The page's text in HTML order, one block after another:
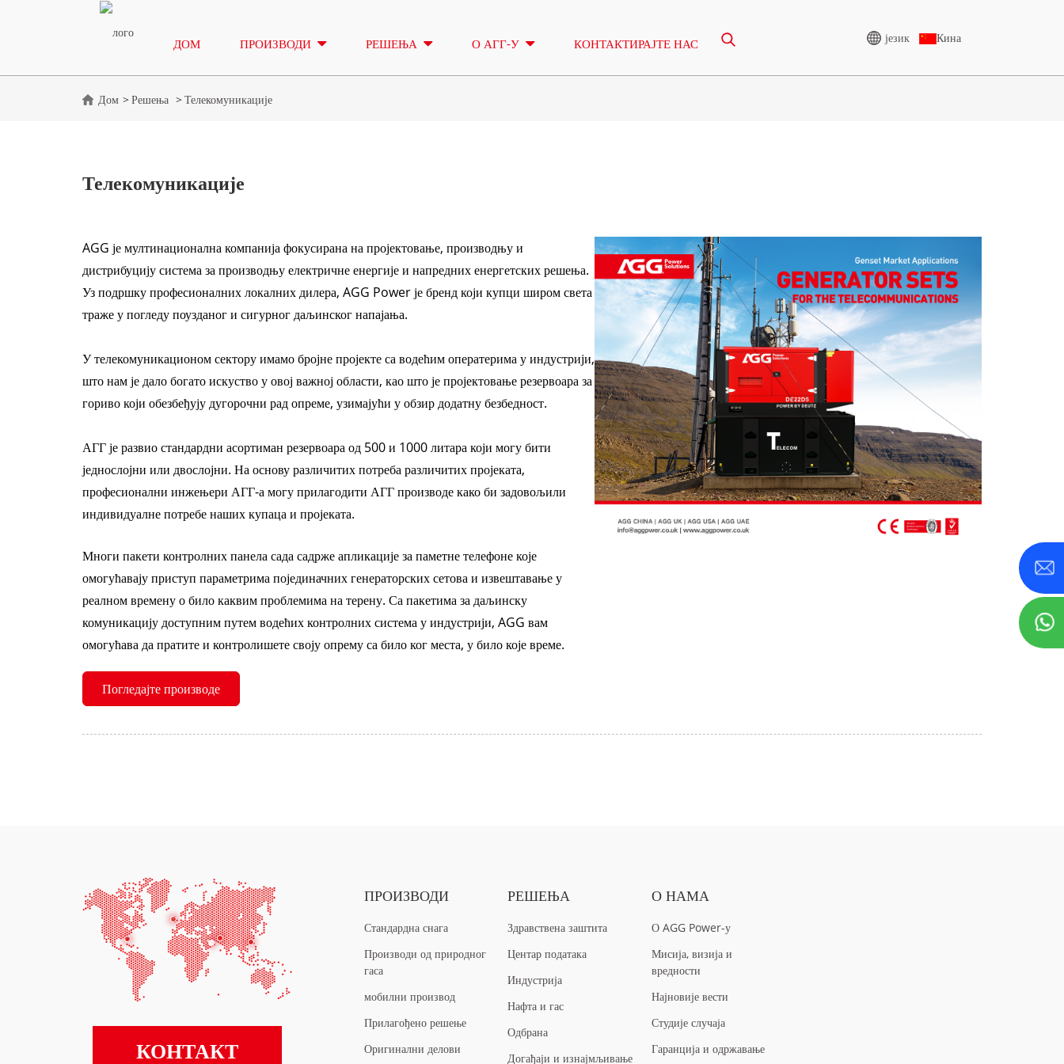
ДОМ ПРОИЗВОДИ
P СЕРИЈА 10-220 KVA
DE СЕРИЈА 22-250 KVA
P СЕРИЈА 250-1100 KVA
СЕРИЈА С 275-880KVA
DE СЕРИЈА 250-825 KVA
H СЕРИЈА 165-935 KVA
V СЕРИЈА 350-800 KVA
МС СЕРИЈА 715-2500 KVA
РЕШЕЊА О АГГ-У КОНТАКТИРАЈТЕ НАС језик Кина
Дом Решења Телекомуникације
Телекомуникације
AGG је мултинационална компанија фокусирана на пројектовање, производњу и
дистрибуцију система за производњу електричне енергије и напредних енергетских решења.
Уз подршку професионалних локалних дилера, AGG Power је бренд који купци широм света
траже у погледу поузданог и сигурног даљинског напајања.
У телекомуникационом сектору имамо бројне пројекте са водећим оператерима у индустрији,
што нам је дало богато искуство у овој важној области, као што је пројектовање резервоара за
гориво који обезбеђују дугорочни рад опреме, узимајући у обзир додатну безбедност.
АГГ је развио стандардни асортиман резервоара од 500 и 1000 литара који могу бити
једнослојни или двослојни. На основу различитих потреба различитих пројеката,
професионални инжењери АГГ-а могу прилагодити АГГ производе како би задовољили
индивидуалне потребе наших купаца и пројеката.
Многи пакети контролних панела сада садрже апликације за паметне телефоне које
омогућавају приступ параметрима појединачних генераторских сетова и извештавање у
реалном времену о било каквим проблемима на терену. Са пакетима за даљинску
комуникацију доступним путем водећих контролних система у индустрији, AGG вам
омогућава да пратите и контролишете своју опрему са било ког места, у било које време.
Погледајте производе
КОНТАКТ
ПРОИЗВОДИ
Стандардна снага
Производи од природног
гаса
мобилни производ
Прилагођено решење
Оригинални делови
РЕШЕЊА
Здравствена заштита
Центар података
Индустрија
Нафта и гас
Одбрана
Догађаји и изнајмљивање
О НАМА
О AGG Power-у
Мисија, визија и
вредности
Најновије вести
Студије случаја
Гаранција и одржавање